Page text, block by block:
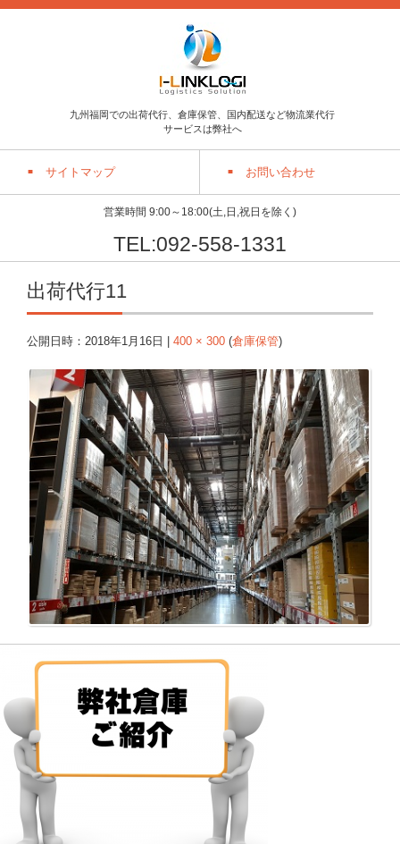
九州福岡での出荷代行、倉庫保管、国内配送など物流業代行
サービスは弊社へ
サイトマップ お問い合わせ
営業時間 9:00～18:00(土,日,祝日を除く)
TEL:092-558-1331
出荷代行11
公開日時： 2018年1月16日 400 × 300 (倉庫保管)